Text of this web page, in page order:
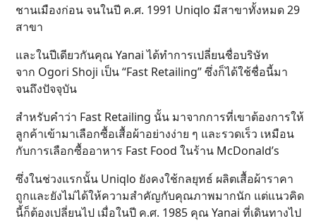
ชานเมืองก่อน จนในปี ค.ศ. 1991 Uniqlo มีสาขาทั้งหมด 29
สาขา
และในปีเดียวกันคุณ Yanai ได้ทำการเปลี่ยนชื่อบริษัท
จาก Ogori Shoji เป็น “Fast Retailing” ซึ่งก็ได้ใช้ชื่อนี้มา
จนถึงปัจจุบัน
สำหรับคำว่า Fast Retailing นั้น มาจากการที่เขาต้องการให้
ลูกค้าเข้ามาเลือกซื้อเสื้อผ้าอย่างง่าย ๆ และรวดเร็ว เหมือน
กับการเลือกซื้ออาหาร Fast Food ในร้าน McDonald’s
ซึ่งในช่วงแรกนั้น Uniqlo ยังคงใช้กลยุทธ์ ผลิตเสื้อผ้าราคา
ถูกและยังไม่ได้ให้ความสำคัญกับคุณภาพมากนัก แต่แนวคิด
นี้ก็ต้องเปลี่ยนไป เมื่อในปี ค.ศ. 1985 คุณ Yanai ที่เดินทางไป